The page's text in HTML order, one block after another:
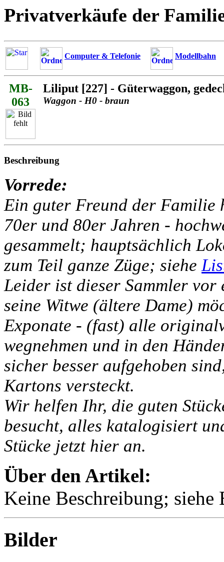
Privatverkäufe der
Computer & Telefonie Modellbahn
MB-
063
Liliput [227] - Güterwaggon,
Waggon - H0 - braun
Beschreibung
Vorrede:
Ein guter Freund der
70er und 80er Jahren -
gesammelt; hauptsächlich
zum Teil ganze Züge; siehe
Leider ist dieser Sammler
seine Witwe (ältere Dame)
Exponate - (fast) alle
wegnehmen und in den
sicher besser aufgehoben
Kartons versteckt.
Wir helfen Ihr, die guten
besucht, alles katalogisiert
Stücke jetzt hier an.
Über den Artikel:
Keine Beschreibung; siehe
Bilder